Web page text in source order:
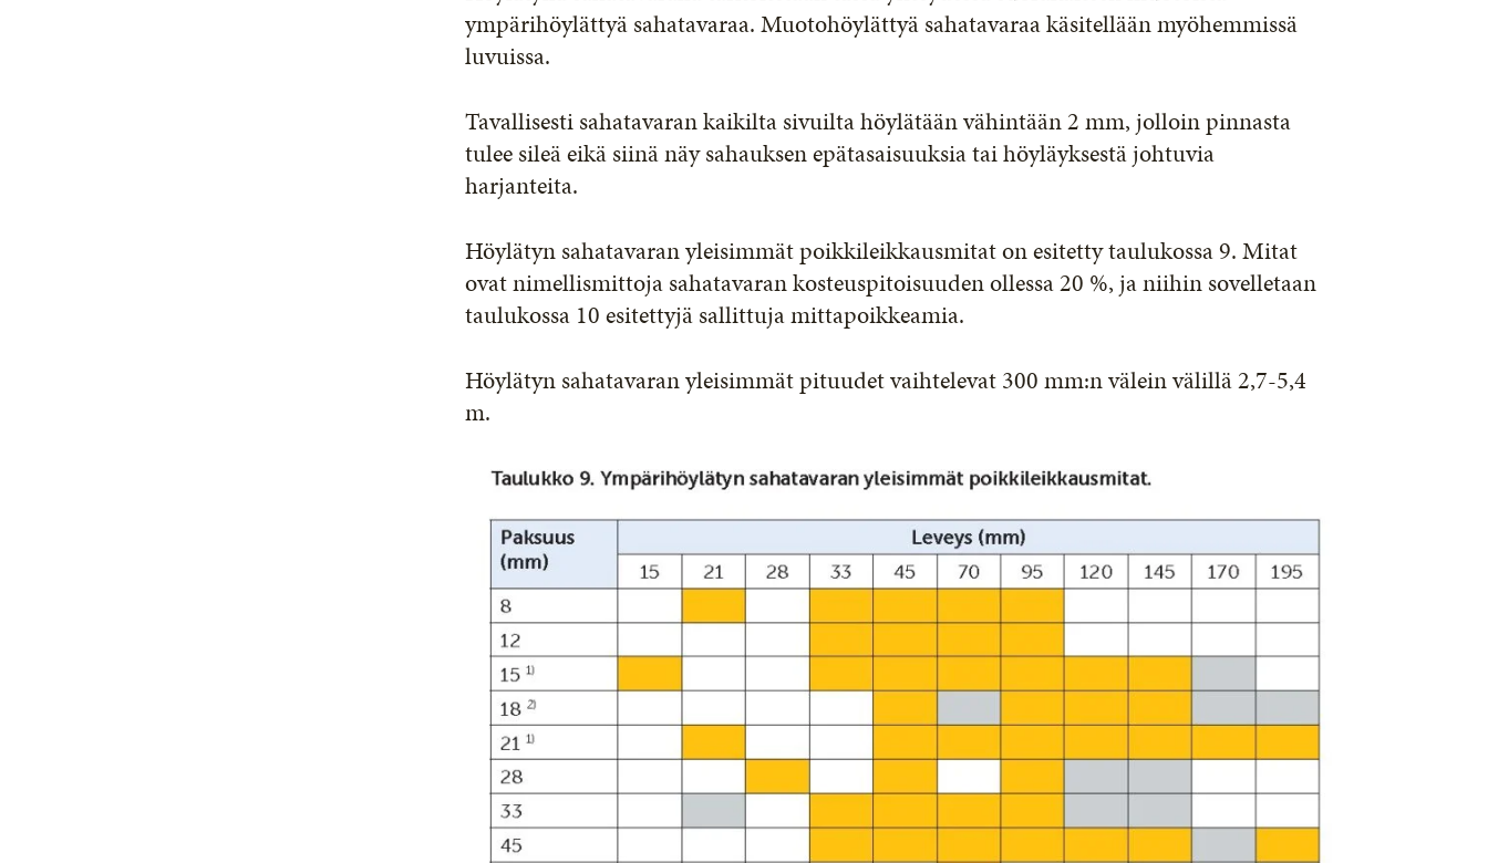
ympärihöylättyä sahatavaraa. Muotohöylättyä sahatavaraa käsitellään myöhemmissä
luvuissa.
Tavallisesti sahatavaran kaikilta sivuilta höylätään vähintään 2 mm, jolloin pinnasta
tulee sileä eikä siinä näy sahauksen epätasaisuuksia tai höyläyksestä johtuvia
harjanteita.
Höylätyn sahatavaran yleisimmät poikkileikkausmitat on esitetty taulukossa 9. Mitat
ovat nimellismittoja sahatavaran kosteuspitoisuuden ollessa 20 %, ja niihin sovelletaan
taulukossa 10 esitettyjä sallittuja mittapoikkeamia.
Höylätyn sahatavaran yleisimmät pituudet vaihtelevat 300 mm:n välein välillä 2,7-5,4
m.